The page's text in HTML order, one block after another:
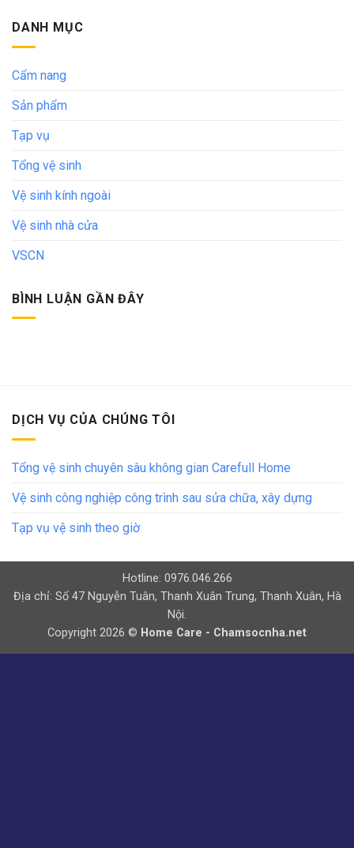
DANH MỤC
Cẩm nang
Sản phẩm
Tạp vụ
Tổng vệ sinh
Vệ sinh kính ngoài
Vệ sinh nhà cửa
VSCN
BÌNH LUẬN GẦN ĐÂY
DỊCH VỤ CỦA CHÚNG TÔI
Tổng vệ sinh chuyên sâu không gian Carefull Home
Vệ sinh công nghiệp công trình sau sửa chữa, xây dựng
Tạp vụ vệ sinh theo giờ
Hotline: 0976.046.266
Địa chỉ: Số 47 Nguyễn Tuân, Thanh Xuân Trung, Thanh Xuân, Hà
Nội.
Copyright 2026 © Home Care - Chamsocnha.net